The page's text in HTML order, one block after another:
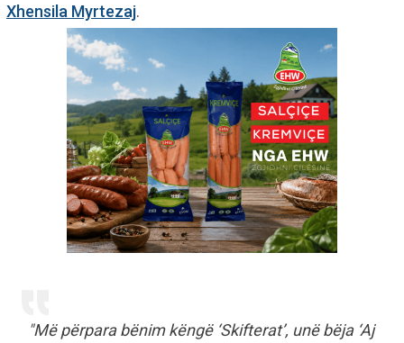
Xhensila Myrtezaj.
"Më përpara bënim këngë ‘Skifterat’, unë bëja ‘Aj